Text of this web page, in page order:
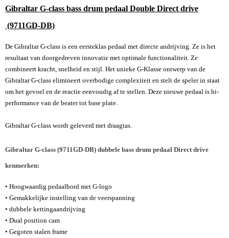
Gibraltar G-class bass drum pedaal Double Direct drive
(9711GD-DB)
De Gibraltar G-class is een eersteklas pedaal met directe andrijving. Ze is het
resultaat van doorgedreven innovatie met optimale functionaliteit. Ze
combineert kracht, snelheid en stijl. Het unieke G-Klasse ontwerp van de
Gibraltar G-class elimineert overbodige complexiteit en stelt de speler in staat
om het gevoel en de reactie eenvoudig af te stellen. Deze nieuwe pedaal is hi-
performance van de beater tot base plate.
Gibraltar G-class wordt geleverd met draagtas.
Gibraltar G-class (9711GD-DB) dubbele bass drum pedaal Direct drive
kenmerken:
• Hoogwaardig pedaalbord met G-logo
• Gemakkelijke instelling van de veerspanning
• dubbele kettingaandrijving
• Dual position cam
• Gegoten stalen frame